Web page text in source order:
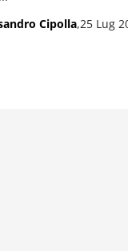
Cipolla,25 Lug